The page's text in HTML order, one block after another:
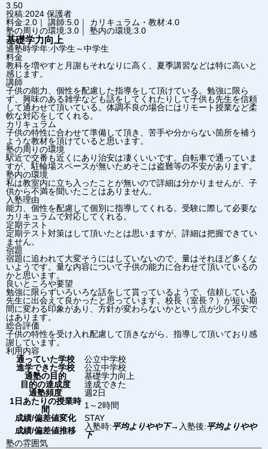
3.50
投稿:2024 保護者
料金:2.0｜ 講師:5.0｜ カリキュラム・教材:4.0
塾の周りの環境:3.0｜ 塾内の環境:3.0
基礎学力向上
通塾時学年:小学生～中学生
料金
教科を増やすと月謝もそれなりに高く、夏季講習などは特に高いと
感じます。
講師
子供の能力、個性を配慮した指導をして頂けている。勉強に限ら
ず、興味のある雑学なども話をしてくれたりして子供も先生を信頼
して通わせて頂いている。体調不良の場合にはリモート授業など柔
軟な対応をしてくれる。
カリキュラム
子供の特性に合わせて準備して頂き、苦手や分からない箇所を補う
ような教材を頂けていると思います。
塾の周りの環境
駅近で交番も近くにあり治安は凄くいいです。自転車で通っていま
すが、駐輪場スペースが無いためそこは盗難等の不安があります。
塾内の環境
私は教室内に立ち入ったことが無いので詳細は分かりませんが、子
供から不満を聞いたことはありません。
入塾理由
能力、個性を配慮して個別に指導してくれる。受験に際して必要な
カリキュラムで対応してくれる。
定期テスト
定期テスト対策はして頂いたとは思いますが、詳細は把握できてい
ません。
宿題
宿題に追われて大変そうにはしていないので、量はそれほど多くな
いようです。量な内容について子供の能力に合わせて頂いているの
かと思います。
良いところや要望
勉強に限らずいろいろな話をして貰っているようで、信頼している
先生に出会えて良かったと思っています。校長（室長？）が短い期
間に変わる印象があり、方針が変わらないかという点が少し不安で
はあります。
総合評価
子供の特性を受け入れ配慮して頂きながら、指導して頂いており感
謝しています。
利用内容
通っていた学校
公立中学校
進学できた学校
公立中学校
通塾の目的
基礎学力向上
目的の達成度
達成できた
通塾頻度
週2日
1日あたりの授業時
間
1～2時間
成績/偏差値変化
STAY
成績/偏差値推移
入塾時:平均よりやや下→ 入塾後:平均よりやや
下
塾の雰囲気